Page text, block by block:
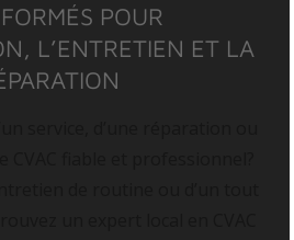
POUR
L’ENTRETIEN ET LA